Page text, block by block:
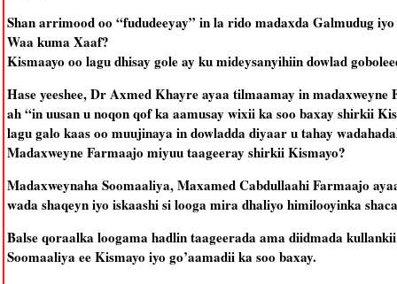
Shan arrimood oo “fududeeyay” in la rido madaxda Galmudug
Waa kuma Xaaf?
Kismaayo oo lagu dhisay gole ay ku mideysanyihiin dowlad
Hase yeeshee, Dr Axmed Khayre ayaa tilmaamay in
ah “in uusan u noqon qof ka aamusay wixii ka soo baxay shirkii
lagu galo kaas oo muujinaya in dowladda diyaar u tahay
Madaxweyne Farmaajo miyuu taageeray shirkii Kismayo?
Madaxweynaha Soomaaliya, Maxamed Cabdullaahi Farmaajo
wada shaqeyn iyo iskaashi si looga mira dhaliyo himilooyinka
Balse qoraalka loogama hadlin taageerada ama diidmada
Soomaaliya ee Kismayo iyo go’aamadii ka soo baxay.